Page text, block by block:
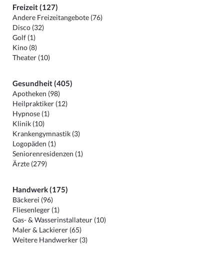
Freizeit (127)
Andere Freizeitangebote (76)
Disco (32)
Golf (1)
Kino (8)
Theater (10)
Gesundheit (405)
Apotheken (98)
Heilpraktiker (12)
Hypnose (1)
Klinik (10)
Krankengymnastik (3)
Logopäden (1)
Seniorenresidenzen (1)
Ärzte (279)
Handwerk (175)
Bäckerei (96)
Fliesenleger (1)
Gas- & Wasserinstallateur (10)
Maler & Lackierer (65)
Weitere Handwerker (3)